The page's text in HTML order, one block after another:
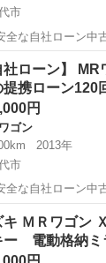
市
な自社ローン中
EzbAgu...
ＭＲワゴン カ
ローン】 MRワゴン
提携ローン
円
ゴン
2013年
市
全な自社ローン中
lin.e...
ＭＲワゴン
キ ＭＲワゴ
ー 電動格納